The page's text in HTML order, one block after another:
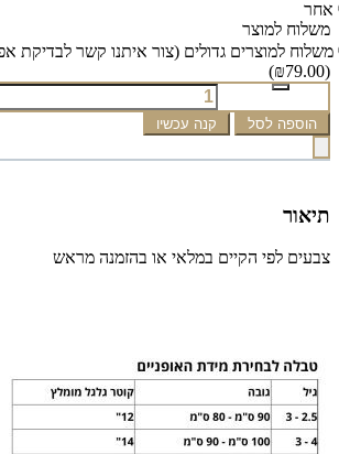
אחר
משלוח למוצר
משלוח למוצרים גדולים (צור איתנו קשר לבדיקת
(₪79.00)
הוספה לסל קנה עכשיו
תיאור
צבעים לפי הקיים במלאי או בהזמנה מראש